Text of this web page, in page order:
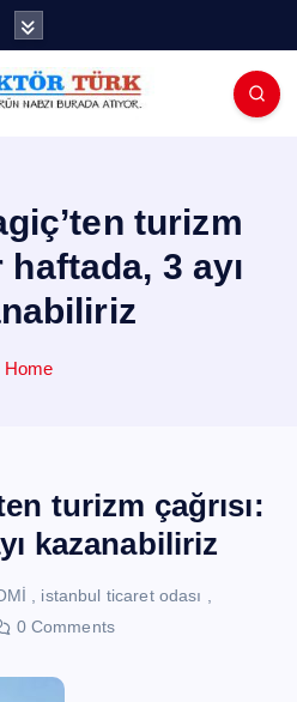
turizm
haftada, 3 ayı
Home
turizm çağrısı:
kazanabiliriz
istanbul ticaret odası
0 Comments